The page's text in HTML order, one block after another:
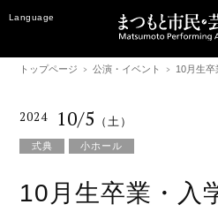
Language
トップページ 公演・イベント 10月生
2024 10/5 （土）
式典 小ホール
10月生卒業・入